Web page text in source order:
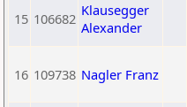
15 106682 Klausegger
Alexander
16 109738 Nagler Franz